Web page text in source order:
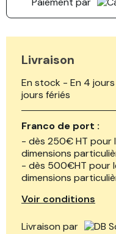
Livraison
En stock - En 4
jours fériés
Franco de port :
- dès 250€ HT pour
dimensions
- dès 500€HT pour
dimensions
Voir conditions
Livraison par